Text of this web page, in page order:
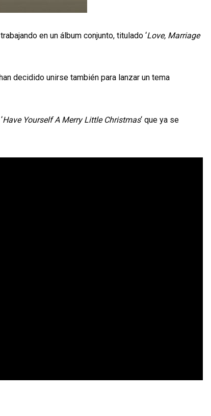
en un álbum conjunto, titulado ‘Love, Marriage
decidido unirse también para lanzar un tema
Have Yourself A Merry Little Christmas‘ que ya se